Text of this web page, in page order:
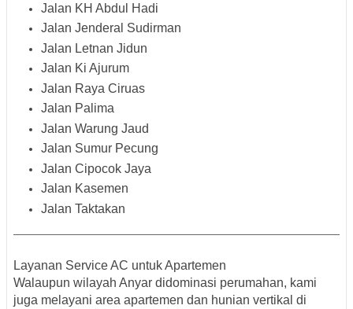
Jalan KH Abdul Hadi
Jalan Jenderal Sudirman
Jalan Letnan Jidun
Jalan Ki Ajurum
Jalan Raya Ciruas
Jalan Palima
Jalan Warung Jaud
Jalan Sumur Pecung
Jalan Cipocok Jaya
Jalan Kasemen
Jalan Taktakan
Layanan Service AC untuk Apartemen
Walaupun wilayah Anyar didominasi perumahan, kami
juga melayani area apartemen dan hunian vertikal di